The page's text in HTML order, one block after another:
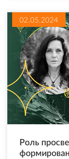
Роль
02.05.2024